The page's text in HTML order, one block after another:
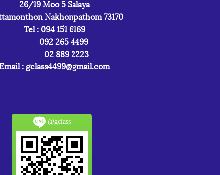
26/19 Moo 5 Salaya
Nakhonpathom 73170
Tel : 094 151 6169
092 265 4499
02 889 2223
Email : gclass4499@gmail.com
@gclass